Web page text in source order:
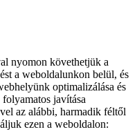
nyomon követhetjük a
a weboldalunkon belül, és
optimalizálása és
javítása
az alábbi, harmadik féltől
ezen a weboldalon: